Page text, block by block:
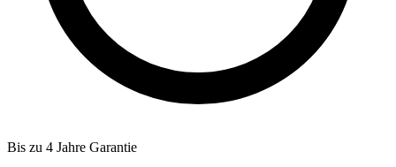
Bis zu 4 Jahre Garantie